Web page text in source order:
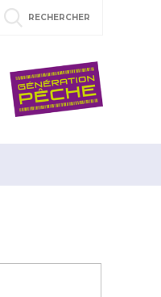
RECHERCHER